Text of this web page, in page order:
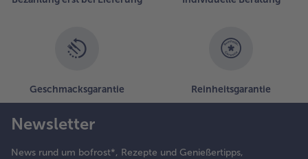
Geschmacksgarantie Reinheitsgarantie
Newsletter
News rund um bofrost*, Rezepte und Genießertipps,